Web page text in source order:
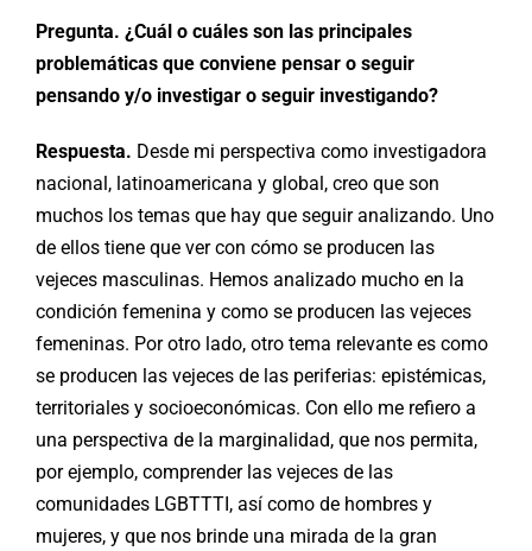
Pregunta. ¿Cuál o cuáles son las principales
problemáticas que conviene pensar o seguir
pensando y/o investigar o seguir investigando?
Respuesta. Desde mi perspectiva como investigadora
nacional, latinoamericana y global, creo que son
muchos los temas que hay que seguir analizando. Uno
de ellos tiene que ver con cómo se producen las
vejeces masculinas. Hemos analizado mucho en la
condición femenina y como se producen las vejeces
femeninas. Por otro lado, otro tema relevante es como
se producen las vejeces de las periferias: epistémicas,
territoriales y socioeconómicas. Con ello me refiero a
una perspectiva de la marginalidad, que nos permita,
por ejemplo, comprender las vejeces de las
comunidades LGBTTTI, así como de hombres y
mujeres, y que nos brinde una mirada de la gran